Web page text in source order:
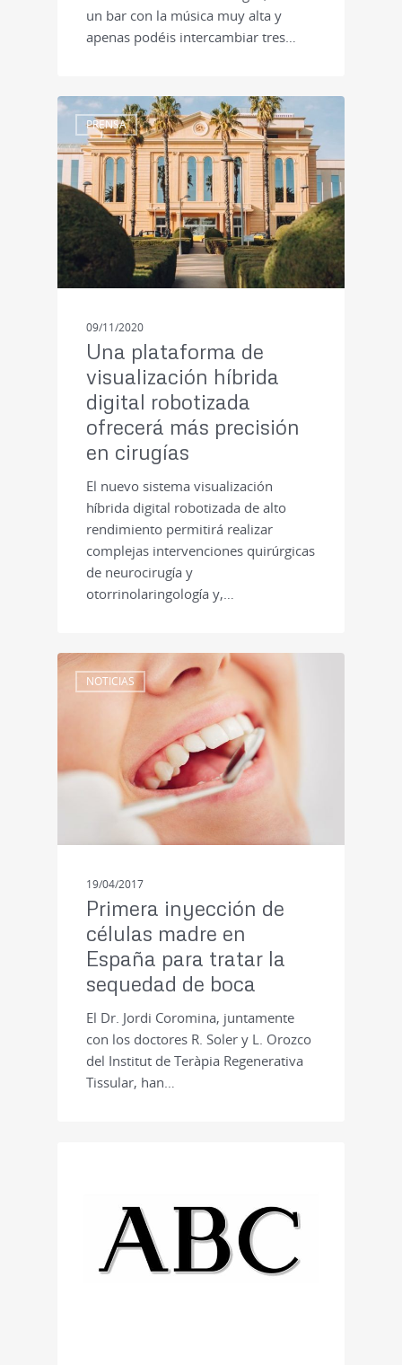
un bar con la música muy alta y
apenas podéis intercambiar tres…
PRENSA
09/11/2020
Una plataforma de
visualización híbrida
digital robotizada
ofrecerá más precisión
en cirugías
El nuevo sistema visualización
híbrida digital robotizada de alto
rendimiento permitirá realizar
complejas intervenciones quirúrgicas
de neurocirugía y
otorrinolaringología y,…
NOTICIAS
19/04/2017
Primera inyección de
células madre en
España para tratar la
sequedad de boca
El Dr. Jordi Coromina, juntamente
con los doctores R. Soler y L. Orozco
del Institut de Teràpia Regenerativa
Tissular, han…